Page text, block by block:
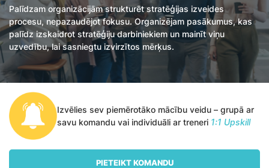
Palīdzam organizācijām strukturēt stratēģijas izveides
procesu, nepazaudējot fokusu. Organizējam pasākumus, kas
palīdz izskaidrot stratēģiju darbiniekiem un mainīt viņu
uzvedību, lai sasniegtu izvirzītos mērķus.
Izvēlies sev piemērotāko mācību veidu – grupā ar
savu komandu vai individuāli ar treneri 1:1 Upskill
PIETEIKT KOMANDU